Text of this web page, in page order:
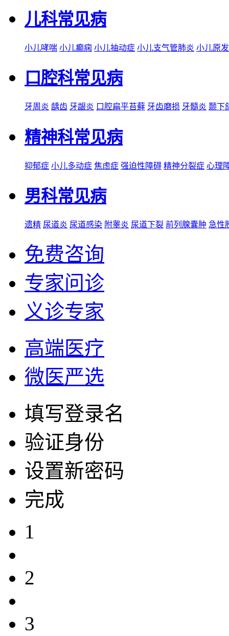
儿科常见病
小儿哮喘 小儿癫痫 小儿抽动症 小儿支气管肺炎 小儿原
口腔科常见病
牙周炎 龋齿 牙龈炎 口腔扁平苔藓 牙齿磨损 牙髓炎 颞下
精神科常见病
抑郁症 小儿多动症 焦虑症 强迫性障碍 精神分裂症 心理
男科常见病
遗精 尿道炎 尿道感染 附睾炎 尿道下裂 前列腺囊肿 急性
免费咨询
专家问诊
义诊专家
高端医疗
微医严选
填写登录名
验证身份
设置新密码
完成
1
2
3